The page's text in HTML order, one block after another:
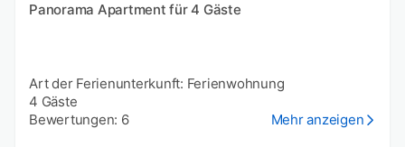
Panorama Apartment für 4 Gäste
Art der Ferienunterkunft: Ferienwohnung
4 Gäste
Bewertungen: 6
Mehr anzeigen